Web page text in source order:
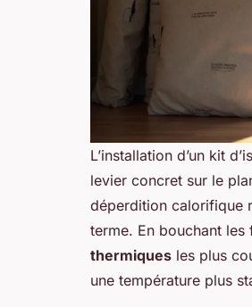
L’installation d’un kit
levier concret sur le
déperdition calorifique
terme. En bouchant
thermiques les plus
une température plus